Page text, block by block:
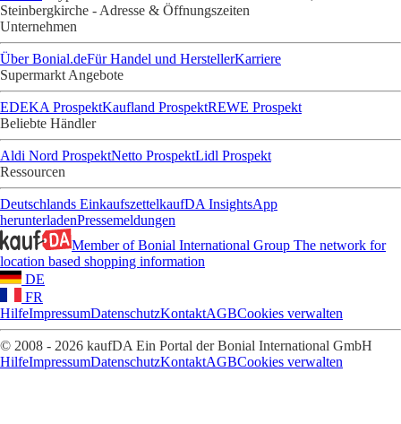
Steinbergkirche - Adresse & Öffnungszeiten
Unternehmen
Über Bonial.deFür Handel und HerstellerKarriere
Supermarkt Angebote
EDEKA ProspektKaufland ProspektREWE Prospekt
Beliebte Händler
Aldi Nord ProspektNetto ProspektLidl Prospekt
Ressourcen
Deutschlands EinkaufszettelkaufDA InsightsApp
herunterladenPressemeldungen
Member of Bonial International Group The network for
location based shopping information
DE
FR
HilfeImpressumDatenschutzKontaktAGBCookies verwalten
© 2008 - 2026 kaufDA Ein Portal der Bonial International GmbH
HilfeImpressumDatenschutzKontaktAGBCookies verwalten